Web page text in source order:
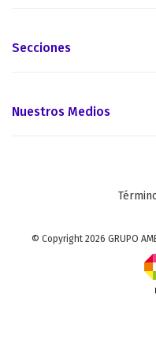
Secciones
Nuestros Medios
© Copyright 2026 GRUPO